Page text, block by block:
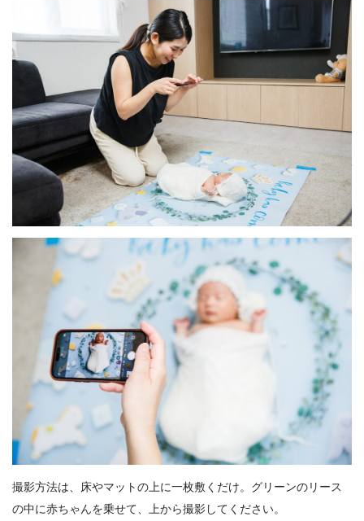
撮影方法は、床やマットの上に一枚敷くだけ。グリーンのリース
の中に赤ちゃんを乗せて、上から撮影してください。